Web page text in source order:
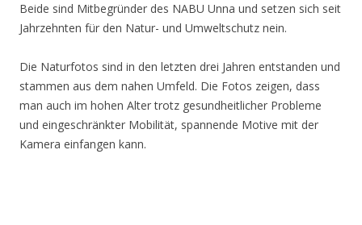
Beide sind Mitbegründer des NABU Unna und setzen sich seit
Jahrzehnten für den Natur- und Umweltschutz nein.
Die Naturfotos sind in den letzten drei Jahren entstanden und
stammen aus dem nahen Umfeld. Die Fotos zeigen, dass
man auch im hohen Alter trotz gesundheitlicher Probleme
und eingeschränkter Mobilität, spannende Motive mit der
Kamera einfangen kann.